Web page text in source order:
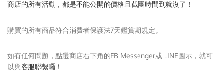
商店的所有活動，都是不能公開的價格且截團時間到就沒了！
購買的所有商品符合消費者保護法7天鑑賞期規定。
如有任何問題，點選商店右下角的FB Messenger或 LINE圖示，就可
以與客服聯繫囉！